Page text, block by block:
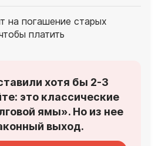
на погашение старых
платить
хотя бы 2-3
это классические
ямы». Но из нее
выход.